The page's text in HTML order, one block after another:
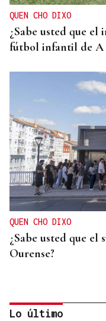
QUEN CHO DIXO
¿Sabe usted que
fútbol infantil de A
QUEN CHO DIXO
¿Sabe usted que el
Ourense?
Lo último